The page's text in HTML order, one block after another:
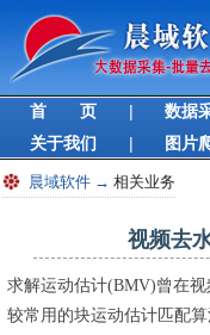
首 页 | 数据
关于我们
| 图片
晨域软件 → 相关业务
视频去
求解运动估计(BMV)曾在
较常用的块运动估计匹配